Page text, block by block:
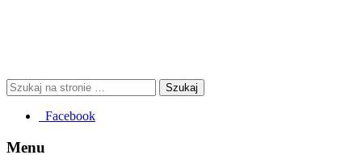
Facebook
Menu